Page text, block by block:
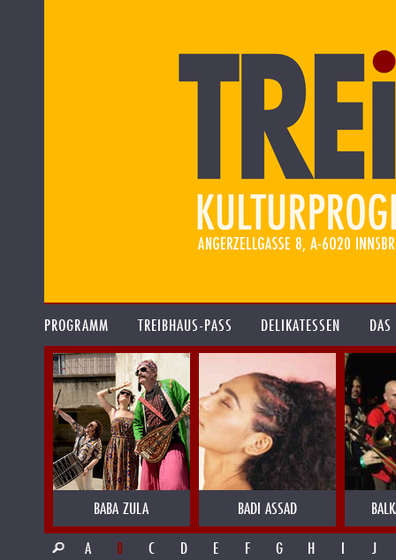
PROGRAMM TREIBHAUS-PASS DELIKATESSEN
BABA ZULA BADI ASSAD
A
B C D E F G H I J